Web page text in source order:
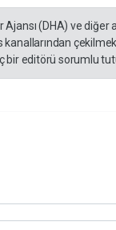
(DHA) ve
editörü sorumlu